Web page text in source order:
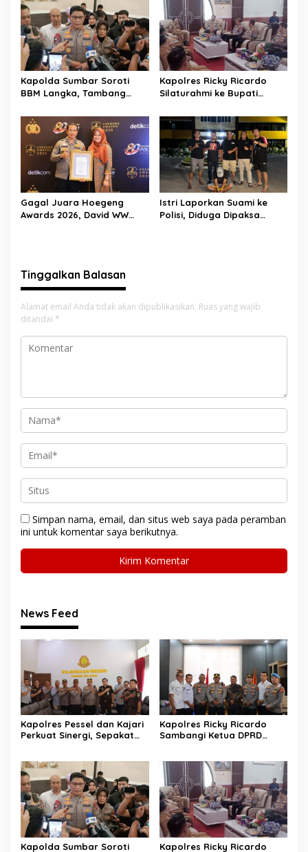
Sorotan
Kapolda Sumbar Soroti
BBM Langka, Tambang
“Jangan Beri Ruang Pelaku
Kejahatan”
Kapolres Ricky Ricardo
Silaturahmi ke Bupati
Pemkab Pessel Siap
Bersinergi
Gagal Juara Hoegeng
Awards 2026, David WW
Istri Laporkan Suami ke
Polisi, Diduga Dipaksa
Tinggalkan Balasan
Alamat email Anda tidak akan dipublikasikan. Ruas yang wajib
ditandai *
Simpan nama, email, dan situs web saya pada peramban
ini untuk komentar saya berikutnya.
News Feed
Kapolres Pessel dan Kajari
Perkuat Sinergi, Sepakat
Kapolres Ricky Ricardo
Sambangi Ketua DPRD
Sorotan
Kapolda Sumbar Soroti Kapolres Ricky Ricardo